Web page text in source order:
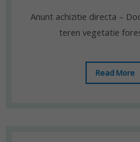
Anunt achizitie directa –
teren vegetatie
Read More